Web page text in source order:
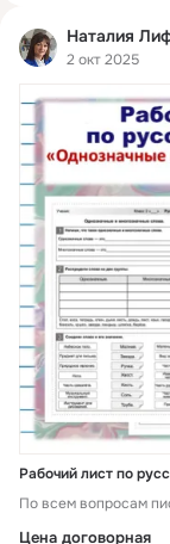
Наталия
2 окт 2025
По всем вопросам
Цена договорная